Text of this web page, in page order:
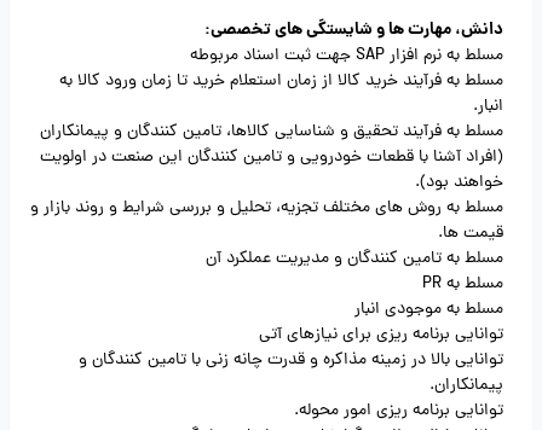
دانش، مهارت ها و شایستگی های تخصصی:
مسلط به نرم افزار SAP جهت ثبت اسناد مربوطه
مسلط به فرآیند خرید کالا از زمان استعلام خرید تا زمان ورود کالا به
انبار.
مسلط به فرآیند تحقیق و شناسایی کالاها، تامین کنندگان و پیمانکاران
(افراد آشنا با قطعات خودرویی و تامین کنندگان این صنعت در اولویت
خواهند بود).
مسلط به روش های مختلف تجزیه، تحلیل و بررسی شرایط و روند بازار و
قیمت ها.
مسلط به تامین کنندگان و مدیریت عملکرد آن
مسلط به PR
مسلط به موجودی انبار
توانایی برنامه ریزی برای نیازهای آتی
توانایی بالا در زمینه مذاکره و قدرت چانه زنی با تامین کنندگان و
پیمانکاران.
توانایی برنامه ریزی امور محوله.